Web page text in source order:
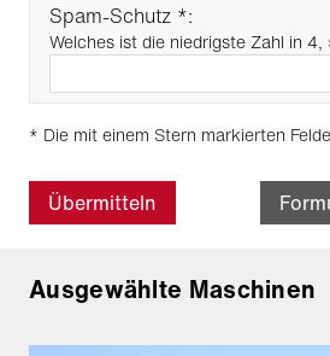
Spam-Schutz *:
Welches ist die niedrigste Zahl in 4,
* Die mit einem Stern markierten
Übermitteln
Ausgewählte Maschinen